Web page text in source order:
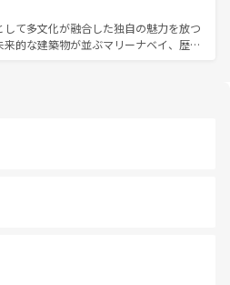
中温暖で、どの季節にも異なる楽しみ
しみやすいタイの人々、仏教を中心とし
様な観光資源が、訪れる旅人を魅了し続
感動するはず。観光スポットが密集し
見どころを回れるのも魅力。息をのむよ
的な体験まで、香港を存分に楽しみ尽く
して多文化が融合した独自の魅力を放つ
来的な建築物が並ぶマリーナベイ、歴史
元の風情を楽しめる外せないスポット